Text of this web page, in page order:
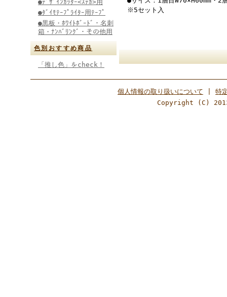
●ﾃﾞｻﾞｲﾝｶｯﾀｰ<ｽﾃｶ>用
●ﾀﾞｲﾓﾃｰﾌﾟﾗｲﾀｰ用ﾃｰﾌﾟ
●黒板・ﾎﾜｲﾄﾎﾞｰﾄﾞ・名刺
箱・ﾅﾝﾊﾞﾘﾝｸﾞ・その他用
色別おすすめ商品
「推し色」をcheck！
※5セット入
個人情報の取り扱いについて
特
Copyright (C) 2013